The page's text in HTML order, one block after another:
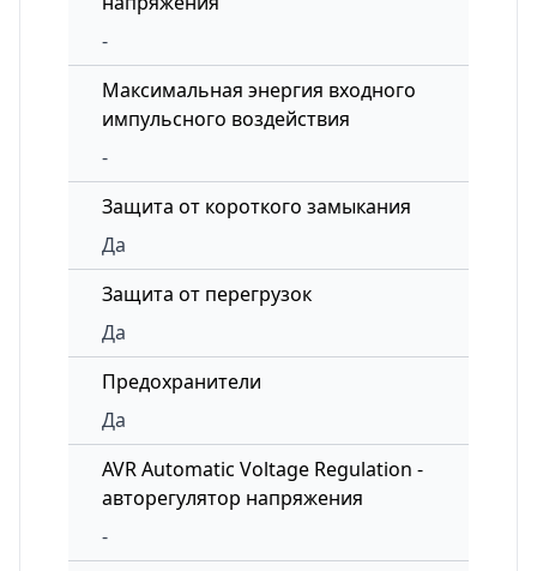
-
Максимальная энергия входного
импульсного воздействия
-
Защита от короткого замыкания
Да
Защита от перегрузок
Да
Предохранители
Да
AVR Automatic Voltage Regulation -
авторегулятор напряжения
-